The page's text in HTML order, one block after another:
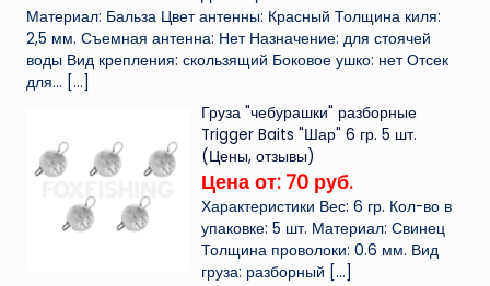
Материал: Бальза Цвет антенны: Красный Толщина киля:
2,5 мм. Съемная антенна: Нет Назначение: для стоячей
воды Вид крепления: скользящий Боковое ушко: нет Отсек
для... […]
Груза "чебурашки" разборные
Trigger Baits "Шар" 6 гр. 5 шт.
(Цены, отзывы)
Цена от: 70 руб.
Характеристики Вес: 6 гр. Кол-во в
упаковке: 5 шт. Материал: Свинец
Толщина проволоки: 0.6 мм. Вид
груза: разборный […]